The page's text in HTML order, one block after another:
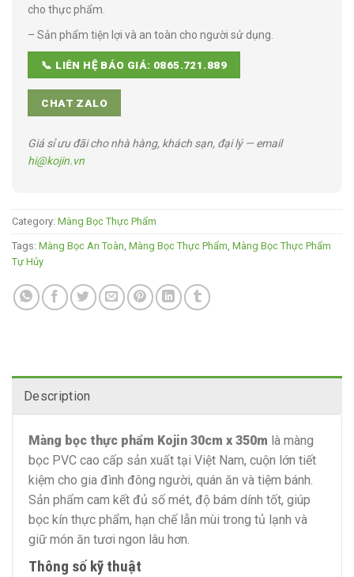
cho thực phẩm.
– Sản phẩm tiện lợi và an toàn cho người sử dụng.
📞 LIÊN HỆ BÁO GIÁ: 0865.721.889
CHAT ZALO
Giá sỉ ưu đãi cho nhà hàng, khách sạn, đại lý — email
hi@kojin.vn
Category: Màng Bọc Thực Phẩm
Tags: Màng Bọc An Toàn, Màng Bọc Thực Phẩm, Màng Bọc Thực Phẩm
Tự Hủy
Description
Màng bọc thực phẩm Kojin 30cm x 350m là màng
bọc PVC cao cấp sản xuất tại Việt Nam, cuộn lớn tiết
kiệm cho gia đình đông người, quán ăn và tiệm bánh.
Sản phẩm cam kết đủ số mét, độ bám dính tốt, giúp
bọc kín thực phẩm, hạn chế lẫn mùi trong tủ lạnh và
giữ món ăn tươi ngon lâu hơn.
Thông số kỹ thuật